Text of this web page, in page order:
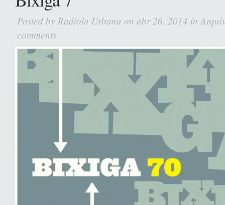
Posted by Radiola Urbana on abr 26, 2014 in
comments